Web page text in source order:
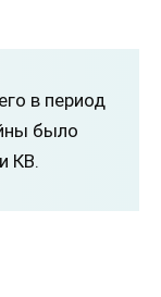
в период
было
КВ.